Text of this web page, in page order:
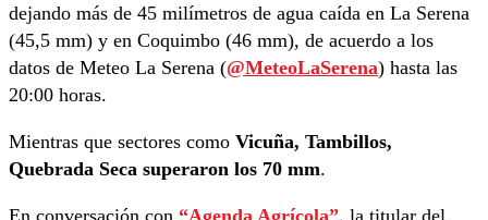
dejando más de 45 milímetros de agua caída en La Serena
(45,5 mm) y en Coquimbo (46 mm), de acuerdo a los
datos de Meteo La Serena (@MeteoLaSerena) hasta las
20:00 horas.
Mientras que sectores como Vicuña, Tambillos,
Quebrada Seca superaron los 70 mm.